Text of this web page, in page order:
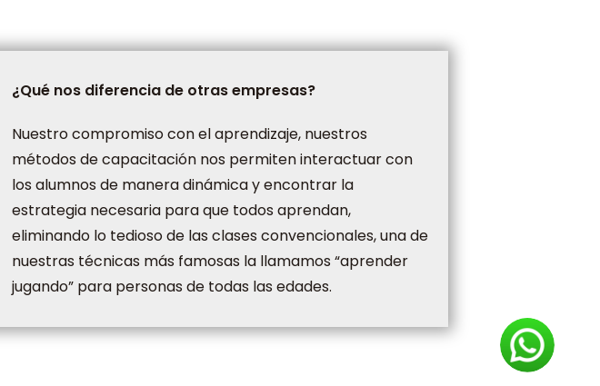
¿Qué nos diferencia de otras empresas?
Nuestro compromiso con el aprendizaje, nuestros
métodos de capacitación nos permiten interactuar con
los alumnos de manera dinámica y encontrar la
estrategia necesaria para que todos aprendan,
eliminando lo tedioso de las clases convencionales, una de
nuestras técnicas más famosas la llamamos “aprender
jugando” para personas de todas las edades.